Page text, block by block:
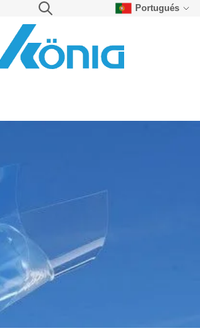
Portugués